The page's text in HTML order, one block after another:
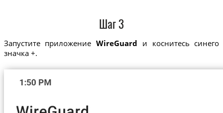
Шаг 3
Запустите приложениеWireGuard и коснитесь синего
значка +.